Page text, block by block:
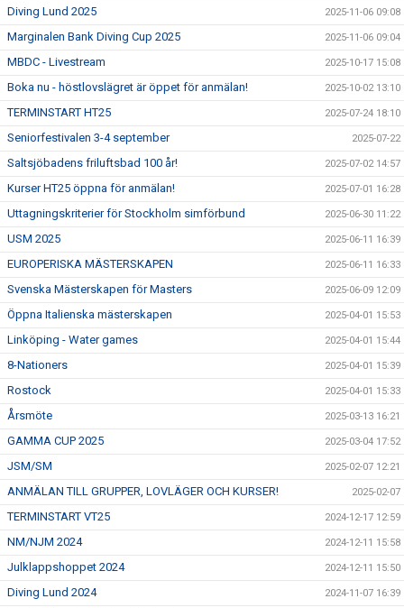
Diving Lund 2025 2025-11-06 09:08
Marginalen Bank Diving Cup 2025 2025-11-06 09:04
MBDC - Livestream 2025-10-17 15:08
Boka nu - höstlovslägret är öppet för anmälan! 2025-10-02 13:10
TERMINSTART HT25 2025-07-24 18:10
Seniorfestivalen 3-4 september 2025-07-22
Saltsjöbadens friluftsbad 100 år! 2025-07-02 14:57
Kurser HT25 öppna för anmälan! 2025-07-01 16:28
Uttagningskriterier för Stockholm simförbund 2025-06-30 11:22
USM 2025 2025-06-11 16:39
EUROPERISKA MÄSTERSKAPEN 2025-06-11 16:33
Svenska Mästerskapen för Masters 2025-06-09 12:09
Öppna Italienska mästerskapen 2025-04-01 15:53
Linköping - Water games 2025-04-01 15:44
8-Nationers 2025-04-01 15:39
Rostock 2025-04-01 15:33
Årsmöte 2025-03-13 16:21
GAMMA CUP 2025 2025-03-04 17:52
JSM/SM 2025-02-07 12:21
ANMÄLAN TILL GRUPPER, LOVLÄGER OCH KURSER! 2025-02-07
TERMINSTART VT25 2024-12-17 12:59
NM/NJM 2024 2024-12-11 15:58
Julklappshoppet 2024 2024-12-11 15:50
Diving Lund 2024 2024-11-07 16:39